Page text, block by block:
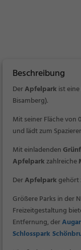
Beschreibung
DerApfelpark ist
Bisamberg).
Mit seiner Fläche von
und lädt zum
Mit einladenden
Apfelparkzahlreiche
DerApfelpark gehört
Größere Parks in der
Freizeitgestaltung
Entfernung, der
Schlosspark